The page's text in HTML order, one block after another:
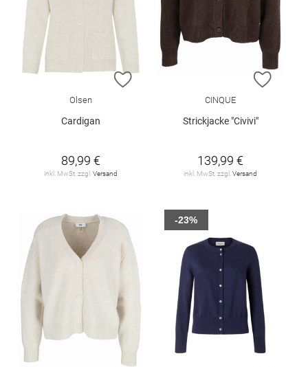
ZUR WUNSCHLISTE HINZUFÜGEN
Olsen
Cardigan
89,99 €
inkl. MwSt. zzgl.Versand
ZUR
CINQUE
Strickjacke "Civivi"
139,99 €
inkl. MwSt. zzgl.Versand
-23%